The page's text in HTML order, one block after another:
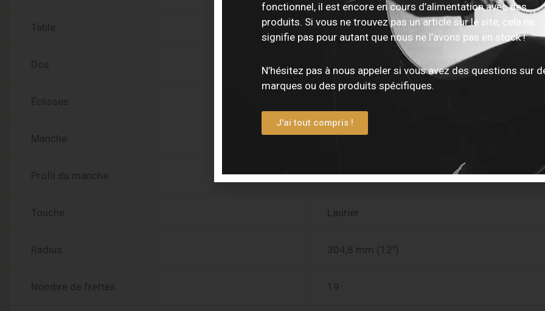
Table Épicéa massif
Dos Acajou stratifié
Éclisses
Manche Acajou
Profil du manche C
Touche Laurier
Radius 304,8 mm (12″)
Nombre de frettes 19
fonctionnel, il est encore en cours d’alimentation avec des
produits. Si vous ne trouvez pas un article sur le site, cela ne
signifie pas pour autant que nous ne l’avons pas en stock !
N’hésitez pas à nous appeler si vous avez des questions sur
marques ou des produits spécifiques.
J'ai tout compris !